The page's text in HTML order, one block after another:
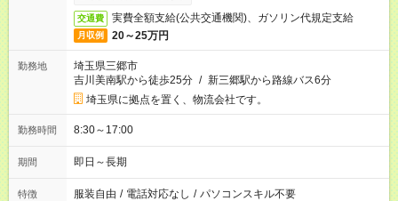
交通費 実費全額支給(公共交通機関)、ガソリン代規定支給
月収例 20～25万円
勤務地
埼玉県三郷市
吉川美南駅から徒歩25分 / 新三郷駅から路線バス6分
埼玉県に拠点を置く、物流会社です。
勤務時間 8:30～17:00
期間 即日～長期
特徴 服装自由 / 電話対応なし / パソコンスキル不要